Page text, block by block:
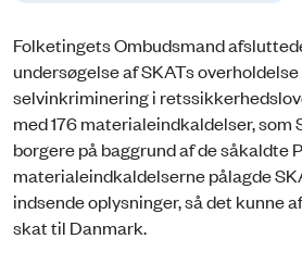
Folketingets Ombudsmand
undersøgelse af SKATs
selvinkriminering i
med 176 materialeindkaldelser, som
borgere på baggrund af de såkaldte
materialeindkaldelserne pålagde
indsende oplysninger, så det kunne
skat til Danmark.